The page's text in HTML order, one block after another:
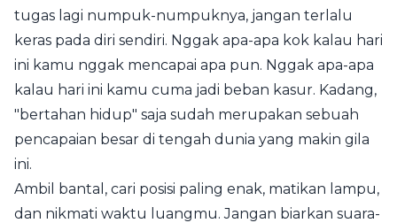
tugas lagi numpuk-numpuknya, jangan terlalu
keras pada diri sendiri. Nggak apa-apa kok kalau hari
ini kamu nggak mencapai apa pun. Nggak apa-apa
kalau hari ini kamu cuma jadi beban kasur. Kadang,
"bertahan hidup" saja sudah merupakan sebuah
pencapaian besar di tengah dunia yang makin gila
ini.
Ambil bantal, cari posisi paling enak, matikan lampu,
dan nikmati waktu luangmu. Jangan biarkan suara-